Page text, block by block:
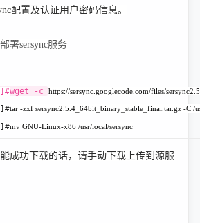
配置及认证用户密码信息。
署sersync服务
wget -c https://sersync.googlecode.com/files/
tar -zxf sersync2.5.4_64bit_binary_stable_final.tar.gz -C /
mv GNU-Linux-x86 /usr/local/sersync
成功下载的话，请手动下载上传到源服